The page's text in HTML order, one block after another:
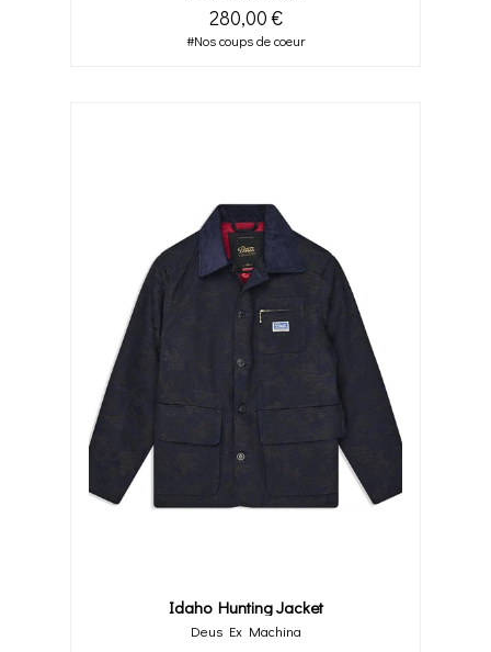
280,00 €
#Nos coups de coeur
Idaho Hunting Jacket
Deus Ex Machina